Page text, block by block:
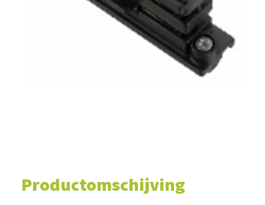
WINKELWAGEN
Productomschijving